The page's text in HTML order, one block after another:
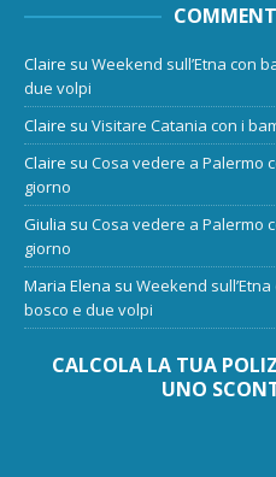
Claire su Weekend sull’Etna con
due volpi
Claire su Visitare Catania con i
Claire su Cosa vedere a Palermo
giorno
Giulia su Cosa vedere a Palermo
giorno
Maria Elena su Weekend
bosco e due volpi
CALCOLA LA TUA
UNO